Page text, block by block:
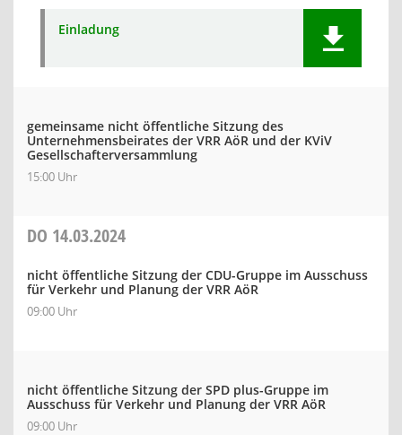
Einladung
gemeinsame nicht öffentliche Sitzung des
Unternehmensbeirates der VRR AöR und der KViV
Gesellschafterversammlung
15:00 Uhr
DO 14.03.2024
nicht öffentliche Sitzung der CDU-Gruppe im Ausschuss
für Verkehr und Planung der VRR AöR
09:00 Uhr
nicht öffentliche Sitzung der SPD plus-Gruppe im
Ausschuss für Verkehr und Planung der VRR AöR
09:00 Uhr